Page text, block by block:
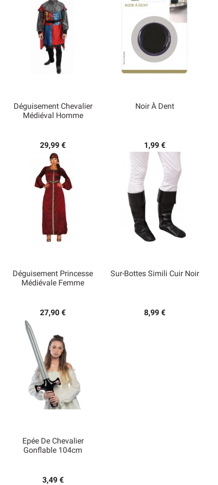
Déguisement Chevalier
Médiéval Homme
29,99 €
Noir À Dent
1,99 €
Déguisement Princesse
Médiévale Femme
27,90 €
Sur-Bottes Simili Cuir Noir
8,99 €
Epée De Chevalier
Gonflable 104cm
3,49 €